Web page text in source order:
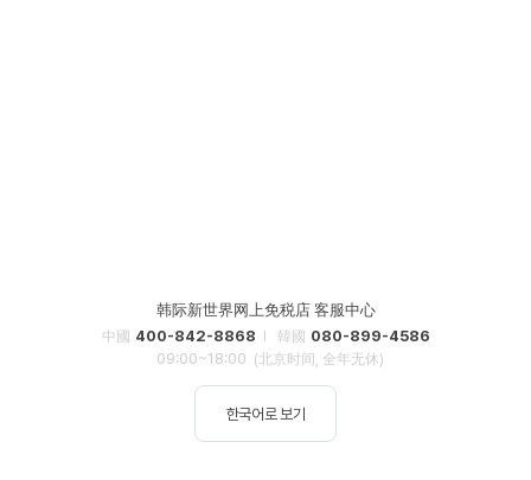
韩际新世界网上免税店 客服中心
中國 400-842-8868 韓國 080-899-4586
09:00~18:00 (北京时间, 全年无休)
한국어로 보기